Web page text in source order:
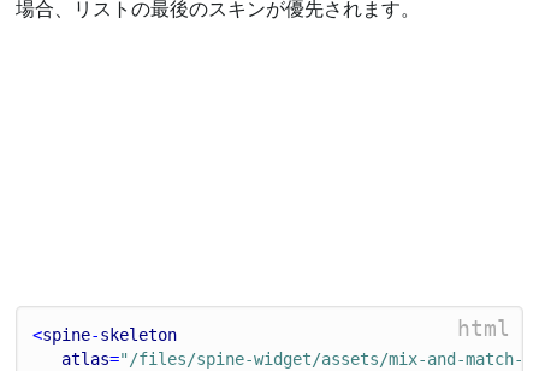
場合、リストの最後のスキンが優先されます。
html
<spine-skeleton
atlas="/files/spine-widget/assets/mix-and-match-